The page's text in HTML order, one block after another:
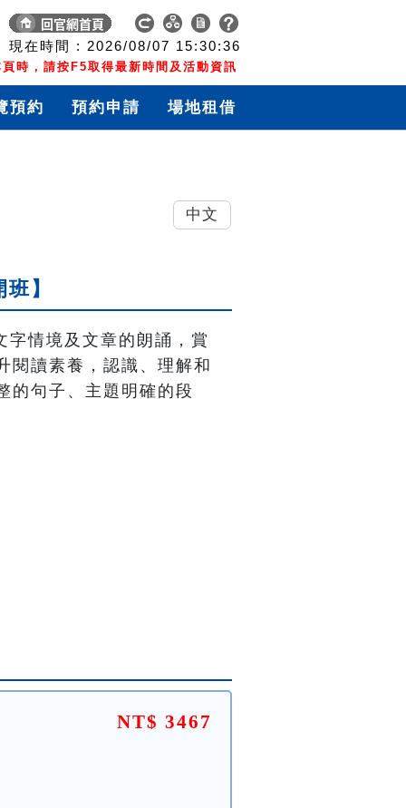
現在時間 : 2026/08/07 15:30:37
時，請按F5取得最新時間及活動資訊
預約 預約申請 場地租借
】
情境及文章的朗誦，賞
閱讀素養，認識、理解和
的句子、主題明確的段
NT$ 3467